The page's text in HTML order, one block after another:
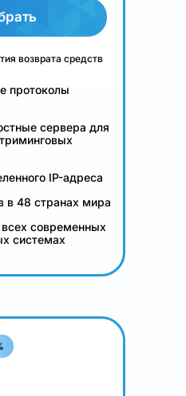
возврата средств
протоколы
сервера для
IP-адреса
в 48 странах мира
современных
системах